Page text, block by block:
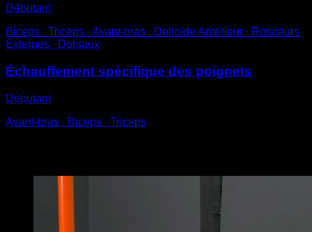
Débutant
Biceps ∙ Triceps ∙ Avant-bras ∙ Deltoïde Antérieur ∙ Rotateurs
Externes ∙ Dorsaux
Échauffement spécifique des poignets
Débutant
Avant-bras ∙ Biceps ∙ Triceps